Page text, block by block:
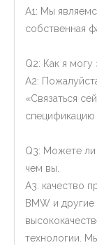
A1: Мы
собственная
Q2: Как я могу
A2:
«Связаться
спецификацию
Q3: Можете ли
чем вы.
A3: качество
BMW и
технологии.